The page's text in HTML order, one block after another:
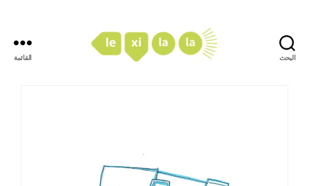
البحث القائمة